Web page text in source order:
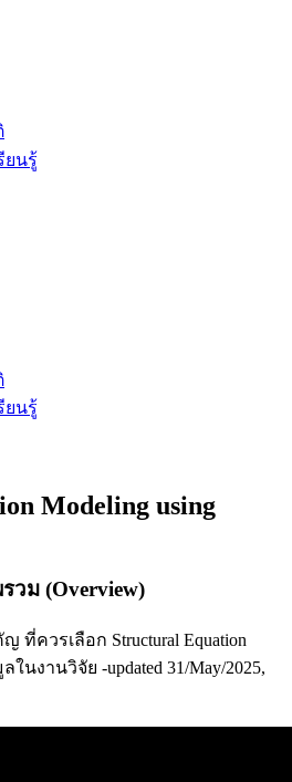
ยนรู้
ยนรู้
Modeling using
วม (Overview)
ที่ควรเลือก Structural Equation
นงานวิจัย -updated 31/May/2025,